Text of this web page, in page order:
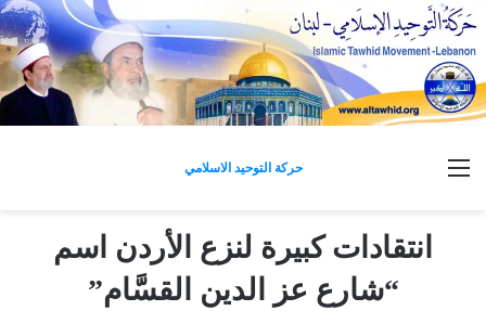
حركة التوحيد الاسلامي القائمة
انتقادات كبيرة لنزع الأردن اسم
“شارع عز الدين القسَّام”